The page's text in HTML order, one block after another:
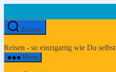
springen
Suchen
Reiseportal
Reisen - so einzigartig wie Du selbst
Menü